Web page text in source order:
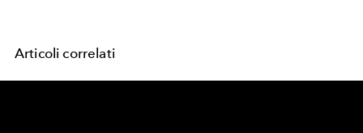
Articoli correlati